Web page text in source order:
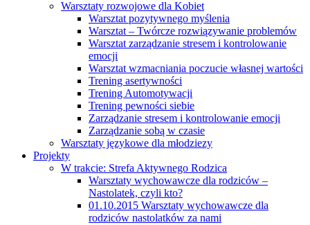
Warsztaty rozwojowe dla Kobiet
Warsztat pozytywnego myślenia
Warsztat – Twórcze rozwiązywanie problemów
Warsztat zarządzanie stresem i kontrolowanie
emocji
Warsztat wzmacniania poczucie własnej wartości
Trening asertywności
Trening Automotywacji
Trening pewności siebie
Zarządzanie stresem i kontrolowanie emocji
Zarządzanie sobą w czasie
Warsztaty językowe dla młodziezy
Projekty
W trakcie: Strefa Aktywnego Rodzica
Warsztaty wychowawcze dla rodziców –
Nastolatek, czyli kto?
01.10.2015 Warsztaty wychowawcze dla
rodziców nastolatków za nami